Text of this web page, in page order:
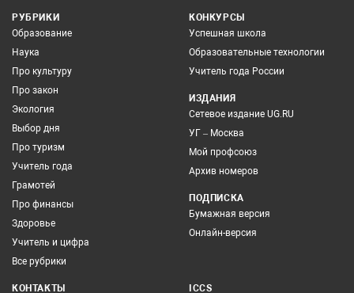
РУБРИКИ
Образование
Наука
Про культуру
Про закон
Экология
Выбор дня
Про туризм
Учитель года
Грамотей
Про финансы
Здоровье
Учитель и цифра
Все рубрики
КОНКУРСЫ
Успешная школа
Образовательные технологии
Учитель года России
ИЗДАНИЯ
Сетевое издание UG.RU
УГ – Москва
Мой профсоюз
Архив номеров
ПОДПИСКА
Бумажная версия
Онлайн-версия
КОНТАКТЫ
ICCS